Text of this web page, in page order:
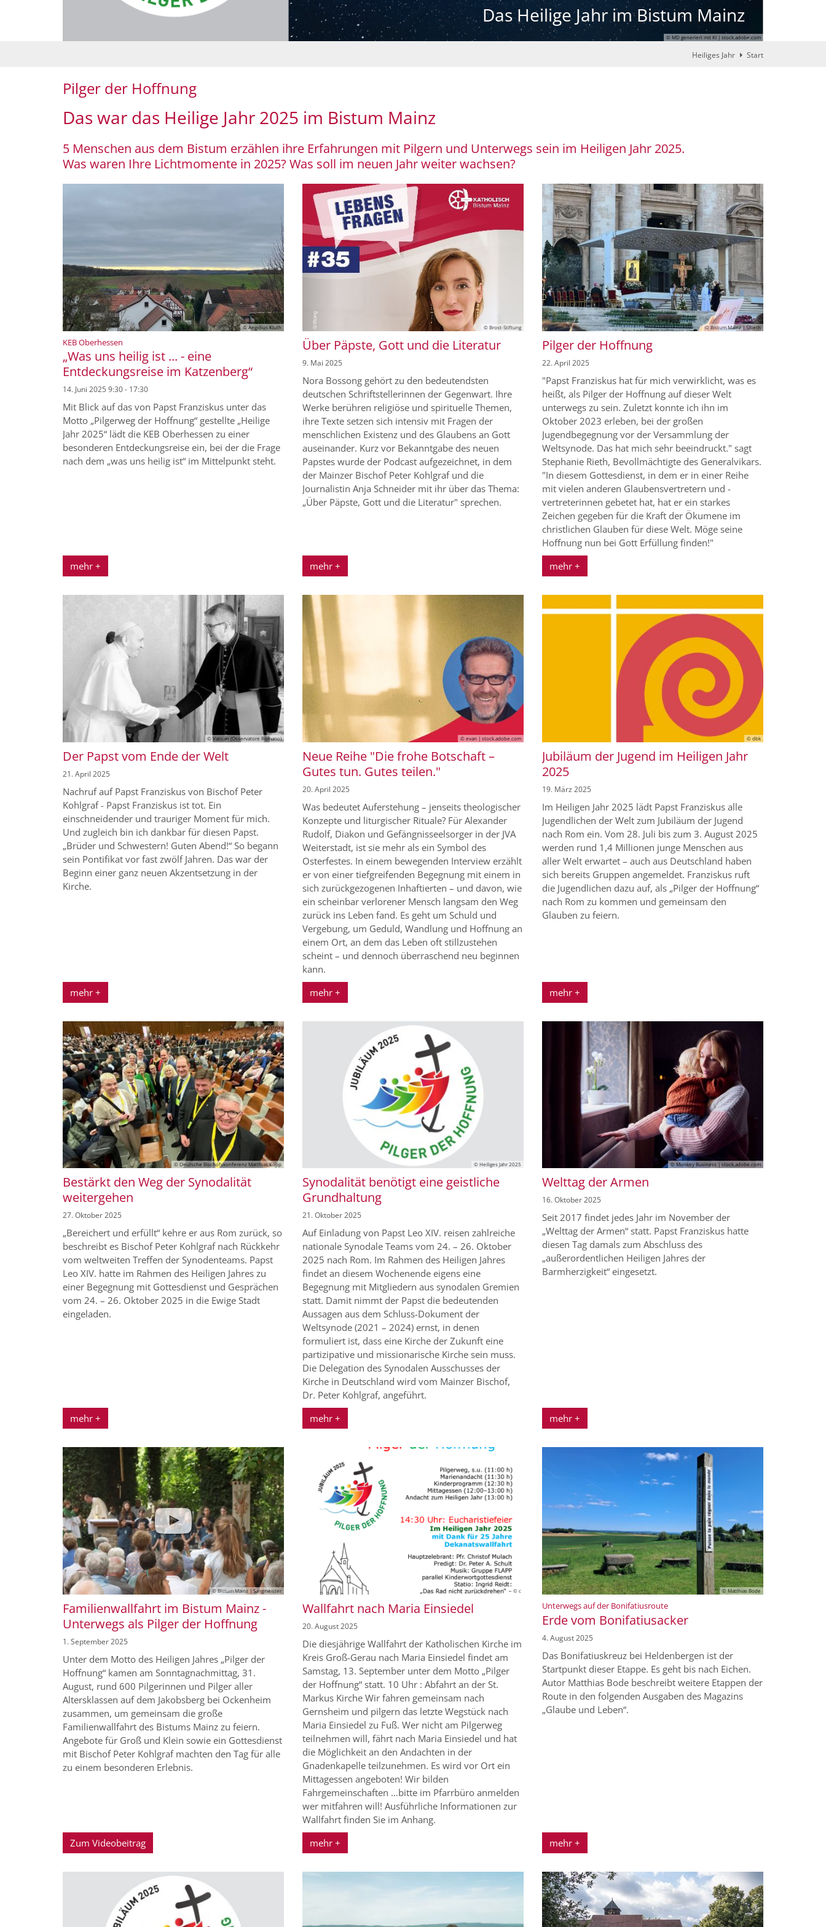
© MD generiert mit KI | stock.adobe.com
Das Heilige Jahr im Bistum Mainz
Heiliges Jahr Start
Pilger der Hoffnung
Das war das Heilige Jahr 2025 im Bistum Mainz
5 Menschen aus dem Bistum erzählen ihre Erfahrungen mit Pilgern und Unterwegs sein im Heiligen Jahr 2025.
Was waren Ihre Lichtmomente in 2025? Was soll im neuen Jahr weiter wachsen?
© Aegidius Kluth
KEB Oberhessen
„Was uns heilig ist ... - eine
Entdeckungsreise im Katzenberg“
14. Juni 2025 9:30 - 17:30
Mit Blick auf das von Papst Franziskus unter das
Motto „Pilgerweg der Hoffnung“ gestellte „Heilige
Jahr 2025“ lädt die KEB Oberhessen zu einer
besonderen Entdeckungsreise ein, bei der die Frage
nach dem „was uns heilig ist“ im Mittelpunkt steht.
mehr +
© Brost-Stiftung
Über Päpste, Gott und die Literatur
9. Mai 2025
Nora Bossong gehört zu den bedeutendsten
deutschen Schriftstellerinnen der Gegenwart. Ihre
Werke berühren religiöse und spirituelle Themen,
ihre Texte setzen sich intensiv mit Fragen der
menschlichen Existenz und des Glaubens an Gott
auseinander. Kurz vor Bekanntgabe des neuen
Papstes wurde der Podcast aufgezeichnet, in dem
der Mainzer Bischof Peter Kohlgraf und die
Journalistin Anja Schneider mit ihr über das Thema:
„Über Päpste, Gott und die Literatur" sprechen.
mehr +
© Bistum Mainz | SRieth
Pilger der Hoffnung
22. April 2025
"Papst Franziskus hat für mich verwirklicht, was es
heißt, als Pilger der Hoffnung auf dieser Welt
unterwegs zu sein. Zuletzt konnte ich ihn im
Oktober 2023 erleben, bei der großen
Jugendbegegnung vor der Versammlung der
Weltsynode. Das hat mich sehr beeindruckt." sagt
Stephanie Rieth, Bevollmächtigte des Generalvikars.
"In diesem Gottesdienst, in dem er in einer Reihe
mit vielen anderen Glaubensvertretern und -
vertreterinnen gebetet hat, hat er ein starkes
Zeichen gegeben für die Kraft der Ökumene im
christlichen Glauben für diese Welt. Möge seine
Hoffnung nun bei Gott Erfüllung finden!"
mehr +
© Vatican (Osservatore Romano)
Der Papst vom Ende der Welt
21. April 2025
Nachruf auf Papst Franziskus von Bischof Peter
Kohlgraf - Papst Franziskus ist tot. Ein
einschneidender und trauriger Moment für mich.
Und zugleich bin ich dankbar für diesen Papst.
„Brüder und Schwestern! Guten Abend!“ So begann
sein Pontifikat vor fast zwölf Jahren. Das war der
Beginn einer ganz neuen Akzentsetzung in der
Kirche.
mehr +
© evan | stock.adobe.com
Neue Reihe "Die frohe Botschaft –
Gutes tun. Gutes teilen."
20. April 2025
Was bedeutet Auferstehung – jenseits theologischer
Konzepte und liturgischer Rituale? Für Alexander
Rudolf, Diakon und Gefängnisseelsorger in der JVA
Weiterstadt, ist sie mehr als ein Symbol des
Osterfestes. In einem bewegenden Interview erzählt
er von einer tiefgreifenden Begegnung mit einem in
sich zurückgezogenen Inhaftierten – und davon, wie
ein scheinbar verlorener Mensch langsam den Weg
zurück ins Leben fand. Es geht um Schuld und
Vergebung, um Geduld, Wandlung und Hoffnung an
einem Ort, an dem das Leben oft stillzustehen
scheint – und dennoch überraschend neu beginnen
kann.
mehr +
© dbk
Jubiläum der Jugend im Heiligen Jahr
2025
19. März 2025
Im Heiligen Jahr 2025 lädt Papst Franziskus alle
Jugendlichen der Welt zum Jubiläum der Jugend
nach Rom ein. Vom 28. Juli bis zum 3. August 2025
werden rund 1,4 Millionen junge Menschen aus
aller Welt erwartet – auch aus Deutschland haben
sich bereits Gruppen angemeldet. Franziskus ruft
die Jugendlichen dazu auf, als „Pilger der Hoffnung“
nach Rom zu kommen und gemeinsam den
Glauben zu feiern.
mehr +
© Deutsche Bischofskonferenz Matthias Kopp
Bestärkt den Weg der Synodalität
weitergehen
27. Oktober 2025
„Bereichert und erfüllt“ kehre er aus Rom zurück, so
beschreibt es Bischof Peter Kohlgraf nach Rückkehr
vom weltweiten Treffen der Synodenteams. Papst
Leo XIV. hatte im Rahmen des Heiligen Jahres zu
einer Begegnung mit Gottesdienst und Gesprächen
vom 24. – 26. Oktober 2025 in die Ewige Stadt
eingeladen.
mehr +
© Heiliges Jahr 2025
Synodalität benötigt eine geistliche
Grundhaltung
21. Oktober 2025
Auf Einladung von Papst Leo XIV. reisen zahlreiche
nationale Synodale Teams vom 24. – 26. Oktober
2025 nach Rom. Im Rahmen des Heiligen Jahres
findet an diesem Wochenende eigens eine
Begegnung mit Mitgliedern aus synodalen Gremien
statt. Damit nimmt der Papst die bedeutenden
Aussagen aus dem Schluss-Dokument der
Weltsynode (2021 – 2024) ernst, in denen
formuliert ist, dass eine Kirche der Zukunft eine
partizipative und missionarische Kirche sein muss.
Die Delegation des Synodalen Ausschusses der
Kirche in Deutschland wird vom Mainzer Bischof,
Dr. Peter Kohlgraf, angeführt.
mehr +
© Monkey Business | stock.adobe.com
Welttag der Armen
16. Oktober 2025
Seit 2017 findet jedes Jahr im November der
„Welttag der Armen“ statt. Papst Franziskus hatte
diesen Tag damals zum Abschluss des
„außerordentlichen Heiligen Jahres der
Barmherzigkeit“ eingesetzt.
mehr +
© Bistum Mainz | Sangmeister
Familienwallfahrt im Bistum Mainz -
Unterwegs als Pilger der Hoffnung
1. September 2025
Unter dem Motto des Heiligen Jahres „Pilger der
Hoffnung“ kamen am Sonntagnachmittag, 31.
August, rund 600 Pilgerinnen und Pilger aller
Altersklassen auf dem Jakobsberg bei Ockenheim
zusammen, um gemeinsam die große
Familienwallfahrt des Bistums Mainz zu feiern.
Angebote für Groß und Klein sowie ein Gottesdienst
mit Bischof Peter Kohlgraf machten den Tag für alle
zu einem besonderen Erlebnis.
Zum Videobeitrag
© c
Wallfahrt nach Maria Einsiedel
20. August 2025
Die diesjährige Wallfahrt der Katholischen Kirche im
Kreis Groß-Gerau nach Maria Einsiedel findet am
Samstag, 13. September unter dem Motto „Pilger
der Hoffnung“ statt. 10 Uhr : Abfahrt an der St.
Markus Kirche Wir fahren gemeinsam nach
Gernsheim und pilgern das letzte Wegstück nach
Maria Einsiedel zu Fuß. Wer nicht am Pilgerweg
teilnehmen will, fährt nach Maria Einsiedel und hat
die Möglichkeit an den Andachten in der
Gnadenkapelle teilzunehmen. Es wird vor Ort ein
Mittagessen angeboten! Wir bilden
Fahrgemeinschaften …bitte im Pfarrbüro anmelden
wer mitfahren will! Ausführliche Informationen zur
Wallfahrt finden Sie im Anhang.
mehr +
© Matthias Bode
Unterwegs auf der Bonifatiusroute:
Erde vom Bonifatiusacker
4. August 2025
Das Bonifatiuskreuz bei Heldenbergen ist der
Startpunkt dieser Etappe. Es geht bis nach Eichen.
Autor Matthias Bode beschreibt weitere Etappen der
Route in den folgenden Ausgaben des Magazins
„Glaube und Leben“.
mehr +